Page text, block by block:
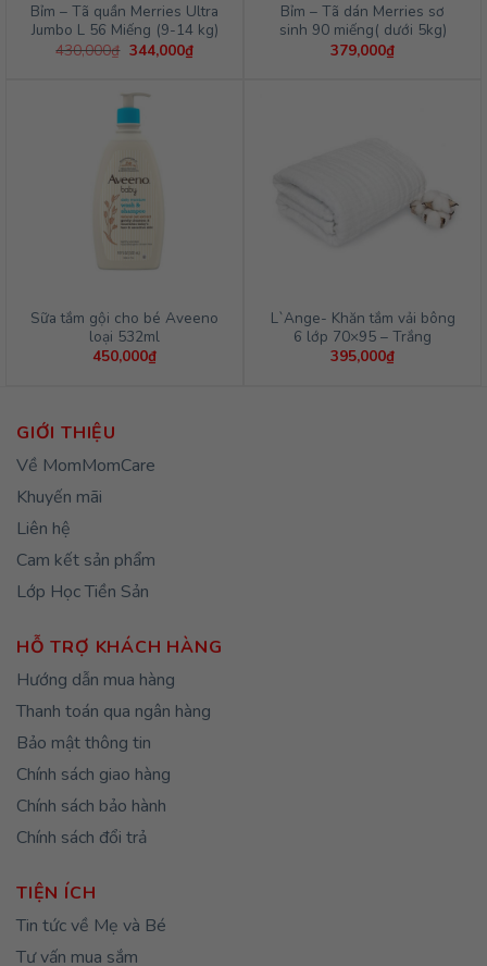
Bỉm – Tã quần Merries Ultra
Jumbo L 56 Miếng (9-14 kg)
430,000₫ Giá
430,000₫.
344,000₫Giá
hiện
Bỉm – Tã dán Merries sơ
sinh 90 miếng( dưới 5kg)
379,000₫
Sữa tắm gội cho bé Aveeno
loại 532ml
450,000₫
L`Ange- Khăn tắm vải bông
6 lớp 70×95 – Trắng
395,000₫
GIỚI THIỆU
Về MomMomCare
Khuyến mãi
Liên hệ
Cam kết sản phẩm
Lớp Học Tiền Sản
HỖ TRỢ KHÁCH HÀNG
Hướng dẫn mua hàng
Thanh toán qua ngân hàng
Bảo mật thông tin
Chính sách giao hàng
Chính sách bảo hành
Chính sách đổi trả
TIỆN ÍCH
Tin tức về Mẹ và Bé
Tư vấn mua sắm